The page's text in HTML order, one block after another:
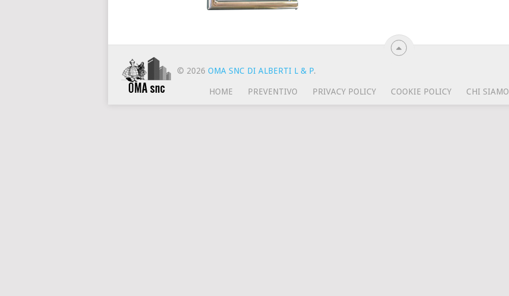
© 2026 OMA SNC DI ALBERTI L & P.
HOME PREVENTIVO PRIVACY POLICY COOKIE POLICY CHI SIAMO